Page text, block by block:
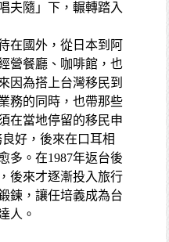
夫隨」下，輾轉踏入
在國外，從日本到阿
營餐廳、咖啡館，也
因為搭上台灣移民到
務的同時，也帶那些
在當地停留的移民申
好，後來在口耳相
多。在1987年返台後
後來才逐漸投入旅行
鍊，讓任培義成為台
人。